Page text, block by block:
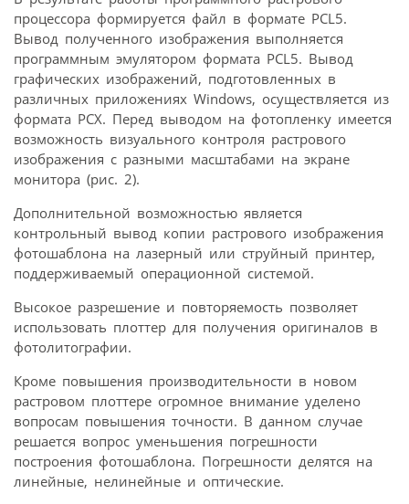
процессора формируется файл в формате PCL5.
Вывод полученного изображения выполняется
программным эмулятором формата PCL5. Вывод
графических изображений, подготовленных в
различных приложениях Windows, осуществляется из
формата PCX. Перед выводом на фотопленку имеется
возможность визуального контроля растрового
изображения с разными масштабами на экране
монитора (рис. 2).
Дополнительной возможностью является
контрольный вывод копии растрового изображения
фотошаблона на лазерный или струйный принтер,
поддерживаемый операционной системой.
Высокое разрешение и повторяемость позволяет
использовать плоттер для получения оригиналов в
фотолитографии.
Кроме повышения производительности в новом
растровом плоттере огромное внимание уделено
вопросам повышения точности. В данном случае
решается вопрос уменьшения погрешности
построения фотошаблона. Погрешности делятся на
линейные, нелинейные и оптические.